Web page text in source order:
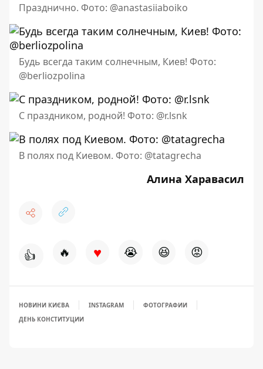
Празднично. Фото: @anastasiiaboiko
Будь всегда таким солнечным, Киев! Фото:
@berliozpolina
С праздником, родной! Фото: @r.lsnk
В полях под Киевом. Фото: @tatagrecha
Алина Харавасил
👍 🔥 ♥ 😭 😆 😡
НОВИНИ КИЄВА INSTAGRAM
ФОТОГРАФИИ
ДЕНЬ КОНСТИТУЦИИ